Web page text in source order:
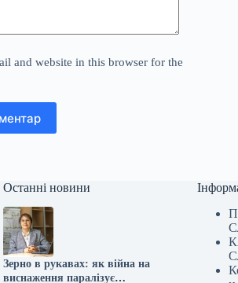
and website in this browser for the
Останні новини
Зерно в рукавах: як війна на
виснаження паралізує